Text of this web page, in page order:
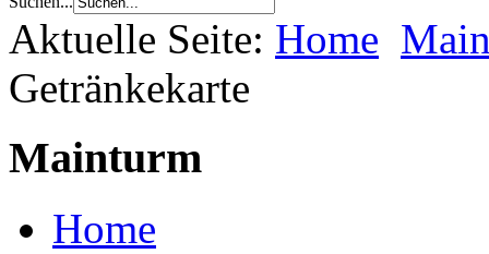
Aktuelle Seite: Home
Getränkekarte
Mainturm
Home